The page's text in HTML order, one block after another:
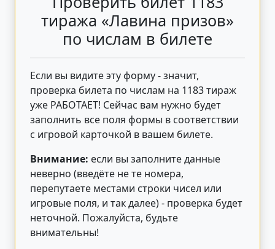
тиража «Лавина призов»
по числам в билете
Если вы видите эту форму - значит,
проверка билета по числам на 1183 тираж
уже РАБОТАЕТ! Сейчас вам нужно будет
заполнить все поля формы в соответствии
с игровой карточкой в вашем билете.
Внимание: если вы заполните данные
неверно (введёте не те номера,
перепутаете местами строки чисел или
игровые поля, и так далее) - проверка будет
неточной. Пожалуйста, будьте
внимательны!